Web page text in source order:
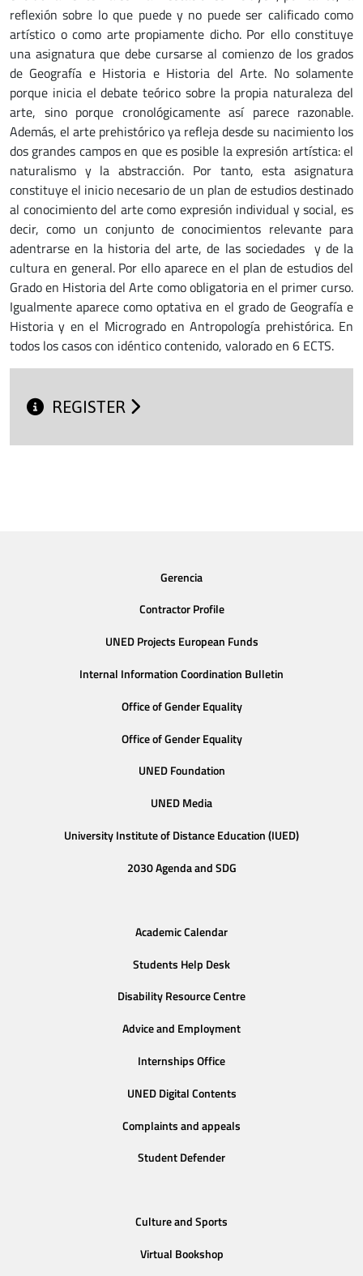
reflexión sobre lo que puede y no puede ser calificado como
artístico o como arte propiamente dicho. Por ello constituye
una asignatura que debe cursarse al comienzo de los grados
de Geografía e Historia e Historia del Arte. No solamente
porque inicia el debate teórico sobre la propia naturaleza del
arte, sino porque cronológicamente así parece razonable.
Además, el arte prehistórico ya refleja desde su nacimiento los
dos grandes campos en que es posible la expresión artística: el
naturalismo y la abstracción. Por tanto, esta asignatura
constituye el inicio necesario de un plan de estudios destinado
al conocimiento del arte como expresión individual y social, es
decir, como un conjunto de conocimientos relevante para
adentrarse en la historia del arte, de las sociedades y de la
cultura en general. Por ello aparece en el plan de estudios del
Grado en Historia del Arte como obligatoria en el primer curso.
Igualmente aparece como optativa en el grado de Geografía e
Historia y en el Microgrado en Antropología prehistórica. En
todos los casos con idéntico contenido, valorado en 6 ECTS.
REGISTER
Gerencia
Contractor Profile
UNED Projects European Funds
Internal Information Coordination Bulletin
Office of Gender Equality
Office of Gender Equality
UNED Foundation
UNED Media
University Institute of Distance Education (IUED)
2030 Agenda and SDG
Academic Calendar
Students Help Desk
Disability Resource Centre
Advice and Employment
Internships Office
UNED Digital Contents
Complaints and appeals
Student Defender
Culture and Sports
Virtual Bookshop